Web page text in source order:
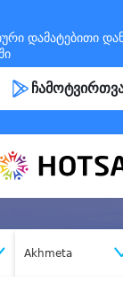
დამატებითი
Akhmeta